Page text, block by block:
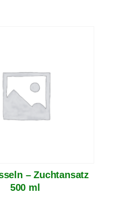
– Zuchtansatz
500 ml